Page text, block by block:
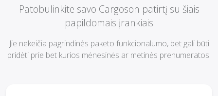
Patobulinkite savo Cargoson patirtį su šiais
papildomais įrankiais
Jie nekeičia pagrindinės paketo funkcionalumo, bet gali būti
pridėti prie bet kurios mėnesinės ar metinės prenumeratos: